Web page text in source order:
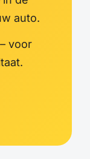
auto.
– voor